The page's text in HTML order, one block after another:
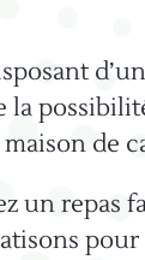
la
de
un repas